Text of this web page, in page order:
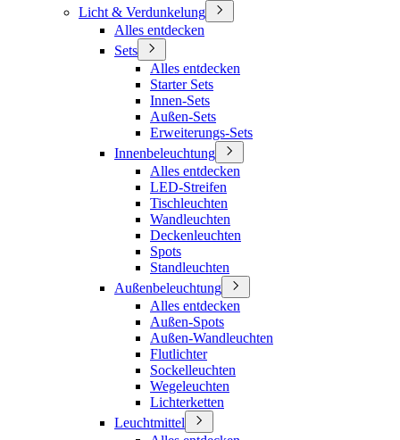
Licht & Verdunkelung
Alles entdecken
Sets
Alles entdecken
Starter Sets
Innen-Sets
Außen-Sets
Erweiterungs-Sets
Innenbeleuchtung
Alles entdecken
LED-Streifen
Tischleuchten
Wandleuchten
Deckenleuchten
Spots
Standleuchten
Außenbeleuchtung
Alles entdecken
Außen-Spots
Außen-Wandleuchten
Flutlichter
Sockelleuchten
Wegeleuchten
Lichterketten
Leuchtmittel